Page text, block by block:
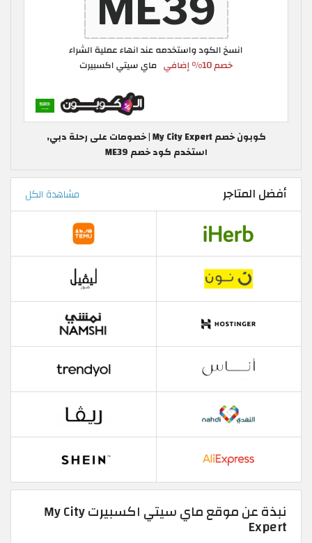
كوبون خصم My City Expert | خصومات على رحلة دبي,
استخدم كود خصم ME39
أفضل المتاجر مشاهدة الكل
نبذة عن موقع ماي سيتي اكسبيرت My City
Expert